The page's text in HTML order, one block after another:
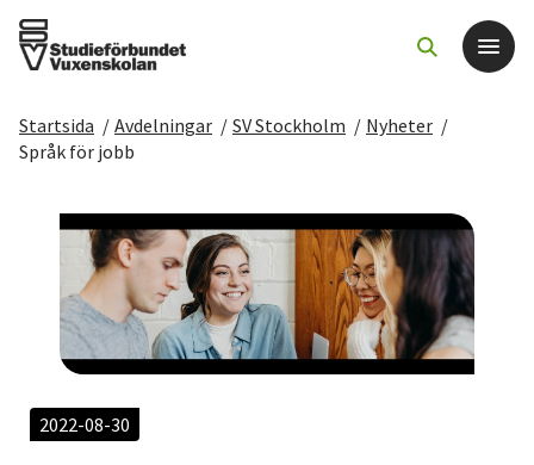
Det här gör vi
För dig som
Sök kurser och evenemang
Om SV
Starta studiecirkel
Startsida / Avdelningar / SV Stockholm / Nyheter /
Språk för jobb
2022-08-30